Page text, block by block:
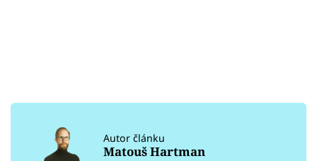
Autor článku
Matouš Hartman